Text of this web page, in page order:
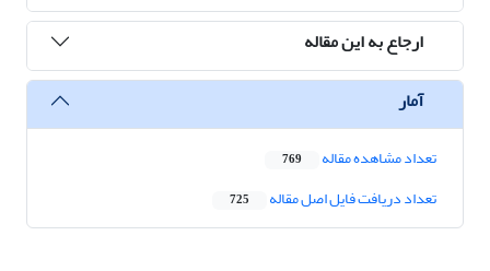
ارجاع به این مقاله
آمار
تعداد مشاهده مقاله 769
تعداد دریافت فایل اصل مقاله 725